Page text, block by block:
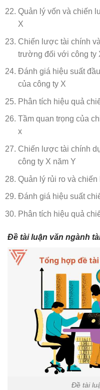
Quản lý vốn và chiến
X
Chiến lược tài chính
trường đối với công ty
Đánh giá hiệu suất
của công ty X
Phân tích hiệu quả
Tầm quan trọng của
x
Chiến lược tài chính
công ty X năm Y
Quản lý rủi ro và
Đánh giá hiệu suất
Phân tích hiệu quả
Đề tài luận văn ngành
Đề tài